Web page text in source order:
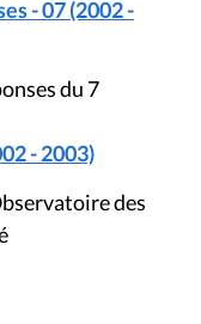
- 07 (2002 -
du 7
- 2003)
des